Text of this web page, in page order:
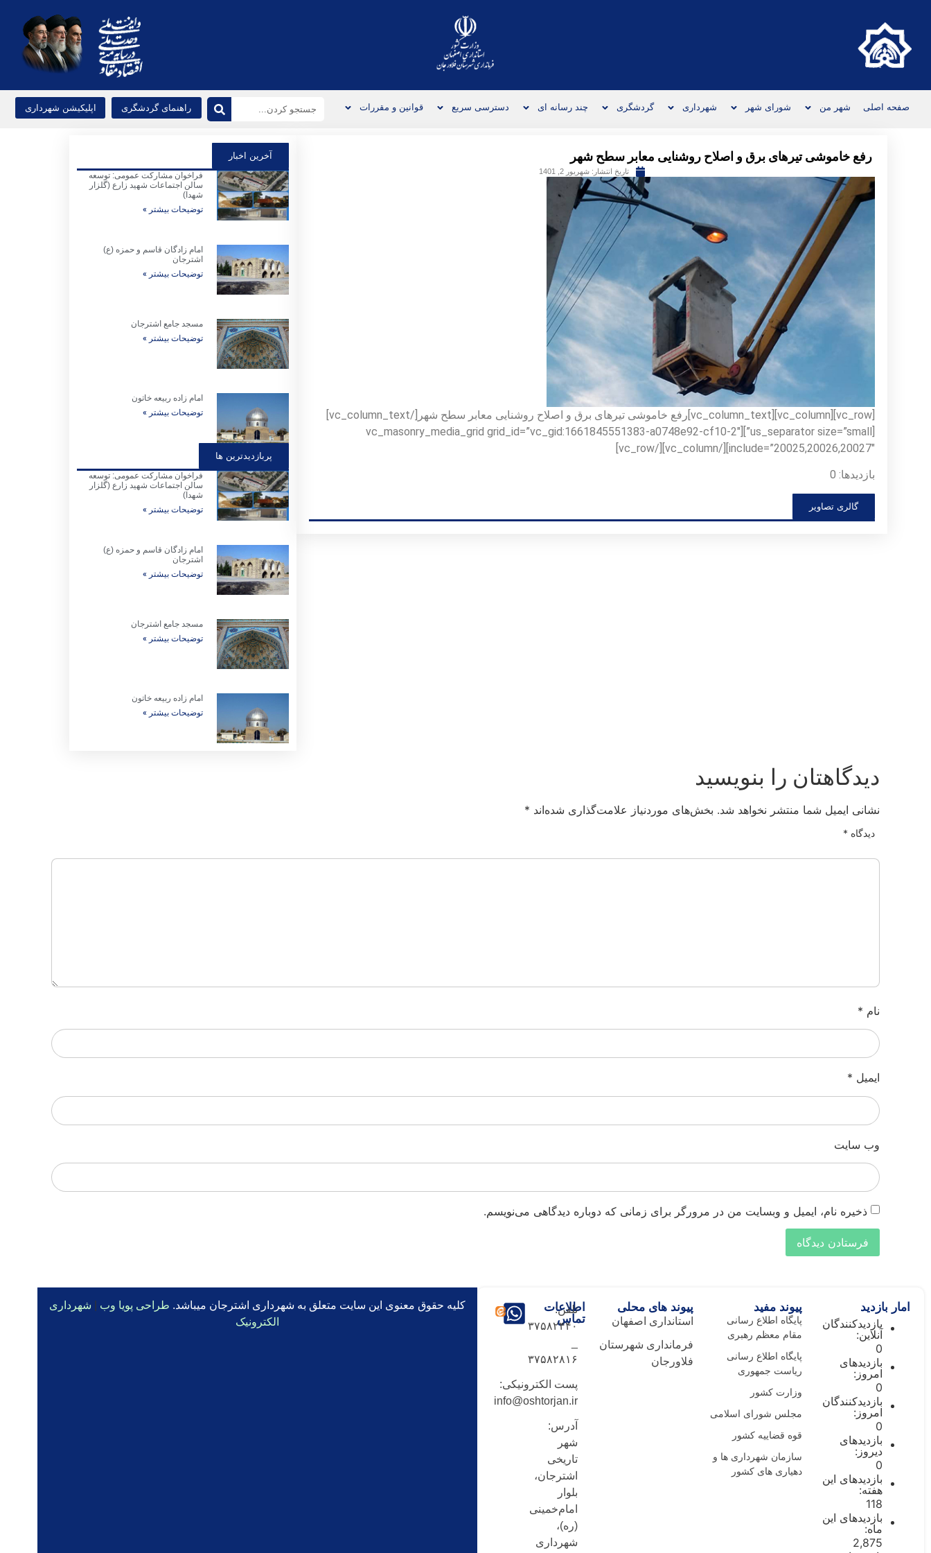
صفحه اصلی شهر من شورای شهر شهرداری گردشگری چند رسانه ای دسترسی سریع قوانین و مقررات راهنمای گردشگری اپلیکیشن شهرداری
رفع خاموشی تیرهای برق و اصلاح روشنایی معابر سطح شهر
تاریخ انتشار: شهریور 2, 1401
[vc_row][vc_column][vc_column_text]رفع خاموشی تیرهای برق و اصلاح روشنایی معابر سطح شهر[/vc_column_text]
[us_separator size=”small”][vc_masonry_media_grid grid_id=”vc_gid:1661845551383-a0748e92-cf10-2″
include=”20025,20026,20027″][/vc_column][/vc_row]
بازدیدها: 0
گالری تصاویر
آخرین اخبار
فراخوان مشارکت عمومی: توسعه
سالن اجتماعات شهید زارع (گلزار
شهدا)
توضیحات بیشتر »
امام زادگان قاسم و حمزه (ع)
اشترجان
توضیحات بیشتر »
مسجد جامع اشترجان
توضیحات بیشتر »
امام زاده ربیعه خاتون
توضیحات بیشتر »
پربازدیدترین ها
فراخوان مشارکت عمومی: توسعه
سالن اجتماعات شهید زارع (گلزار
شهدا)
توضیحات بیشتر »
امام زادگان قاسم و حمزه (ع)
اشترجان
توضیحات بیشتر »
مسجد جامع اشترجان
توضیحات بیشتر »
امام زاده ربیعه خاتون
توضیحات بیشتر »
دیدگاهتان را بنویسید
نشانی ایمیل شما منتشر نخواهد شد. بخش‌های موردنیاز علامت‌گذاری شده‌اند *
دیدگاه *
نام *
ایمیل *
وب‌ سایت
ذخیره نام، ایمیل و وبسایت من در مرورگر برای زمانی که دوباره دیدگاهی می‌نویسم.
امار بازدید
بازدیدکنندگان
آنلاین:
0
بازدیدهای
امروز:
0
بازدیدکنندگان
امروز:
0
بازدیدهای
دیروز:
0
بازدیدهای این
هفته:
118
بازدیدهای این
ماه:
2,875
پیوند مفید
پایگاه اطلاع رسانی
مقام معظم رهبری
پایگاه اطلاع رسانی
ریاست جمهوری
وزارت کشور
مجلس شورای اسلامی
قوه قضاییه کشور
سازمان شهرداری ها و
دهیاری های کشور
پیوند های محلی
استانداری اصفهان
فرمانداری شهرستان
فلاورجان
اطلاعات
تماس
تلفن:
۳۷۵۸۲۴۴۰
۳۷۵۸۲۸۱۶
پست الکترونیکی:
info@oshtorjan.ir
آدرس:
شهر
تاریخی
اشترجان،
بلوار
امام‌خمینی
(ره)،
شهرداری
کلیه حقوق معنوی این سایت متعلق به شهرداری اشترجان میباشد. طراحی پویا وب
شهرداری
الکترونیک